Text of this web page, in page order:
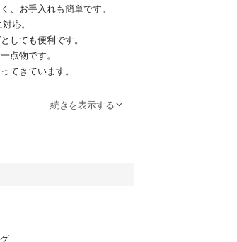
、お手入れも簡単です。
応。
しても便利です。
点物です。
てきています。
黒 2点セット ビニールコーテ
続きを表示する